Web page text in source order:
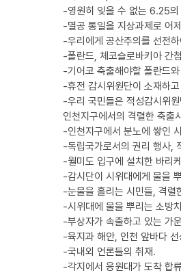
-영원히 잊을 수 없는 6.25의
-멸공 통일을 지상과제로 어
-우리에게 공산주의를 선전
-폴란드, 체코슬로바키아 간
-기어코 축출해야할 폴란드
-휴전 감시위원단이 소재하
-우리 국민들은 적성감시위
인천지구에서의 격렬한 축출
-인천지구에서 분노에 쌓인
-독립국가로서의 권리 행사,
-월미도 입구에 설치한 바리
-감시단이 시위대에게 물을
-눈물을 흘리는 시민들, 격렬
-시위대에 물을 뿌리는 소방
-부상자가 속출하고 있는 가
-육지과 해안, 인천 앞바다
-국내외 언론들의 취재.
-각지에서 응원대가 도착 합